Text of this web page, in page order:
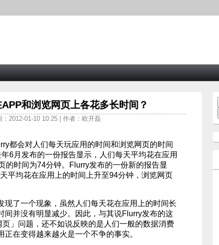
和浏览网页上各花多长时间？
：2012-01-10 10:25 | 作者：欧开磊
都会对人们每天玩应用的时间和浏览网页的时间
6月发布的一份报告显示，人们每天平均花在应用
的时间为74分钟。Flurry发布的一份新的报告显
平均花在应用上的时间上升至94分钟，浏览网页
现了一个现象，虽然人们每天花在应用上的时间长
间并没有明显减少。因此，与其说Flurry发布的这
页」问题，还不如说反映的是人们一般的数据消费
在变得越来越火是一个不争的事实。